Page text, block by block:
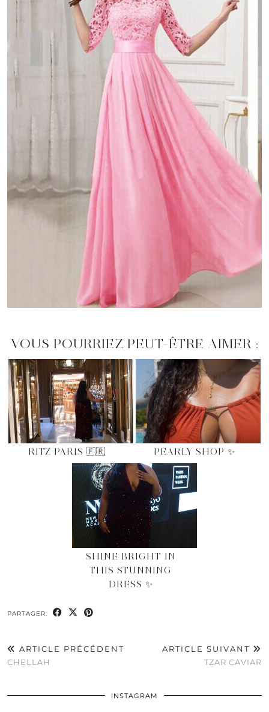
VOUS POURRIEZ PEUT-ÊTRE AIMER :
RITZ PARIS 🇫🇷 PEARLY SHOP ✨
SHINE BRIGHT IN
THIS STUNNING
DRESS ✨
PARTAGER:
ARTICLE PRÉCÉDENT
CHELLAH
ARTICLE SUIVANT
TZAR CAVIAR
INSTAGRAM